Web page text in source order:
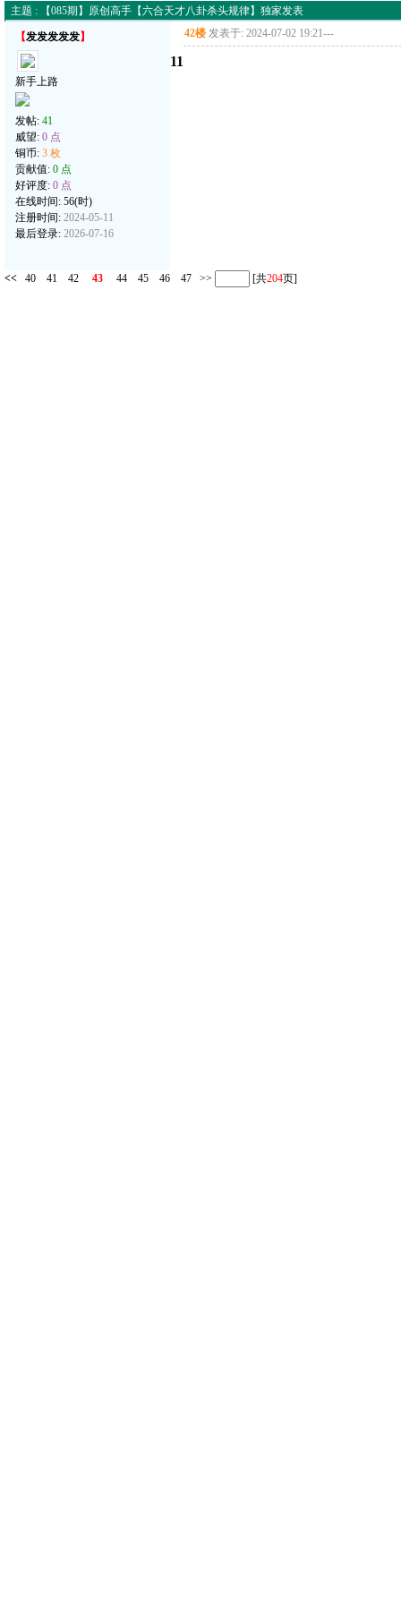
主题 : 【085期】原创高手【六合天才八卦杀头规律】独家发表
【发发发发发】
新手上路
发帖: 41
威望: 0 点
铜币: 3 枚
贡献值: 0 点
好评度: 0 点
在线时间: 56(时)
注册时间: 2024-05-11
最后登录: 2026-07-16
42楼 发表于: 2024-07-02 19:21---
11
<< 40 41 42 43 44 45 46 47 >> [共204页]